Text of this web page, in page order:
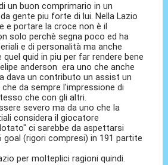
un buon comprimario in un
gente piu forte di lui. Nella Lazio
e portare la croce non è il
solo perchè segna poco ed ha
e di personalità ma anche
quid in piu per far rendere bene
anderson era uno che anche
dava un contributo un assist un
da sempre l'impressione di
che con gli altri.
severo ma da uno che la
considera il giocatore
ci sarebbe da aspettarsi
goal (rigori compresi) in 191 partite
per molteplici ragioni quindi.